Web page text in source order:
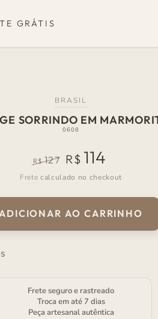
GRÁTIS
BRASIL
SORRINDO EM
0608
Preço
R$ 127
Preço
venda
R$ 114
Frete calculado no checkout
AO CARRINHO
Frete seguro e rastreado
Troca em até 7 dias
Peça artesanal autêntica